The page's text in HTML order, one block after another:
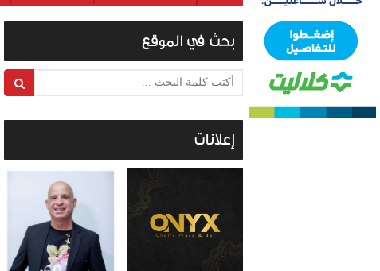
بحث في الموقع
أكتب كلمة البحث ...
إعلانات